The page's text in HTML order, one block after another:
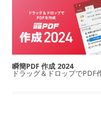
瞬簡PDF 作成 2024
ドラッグ＆ドロップでPDF